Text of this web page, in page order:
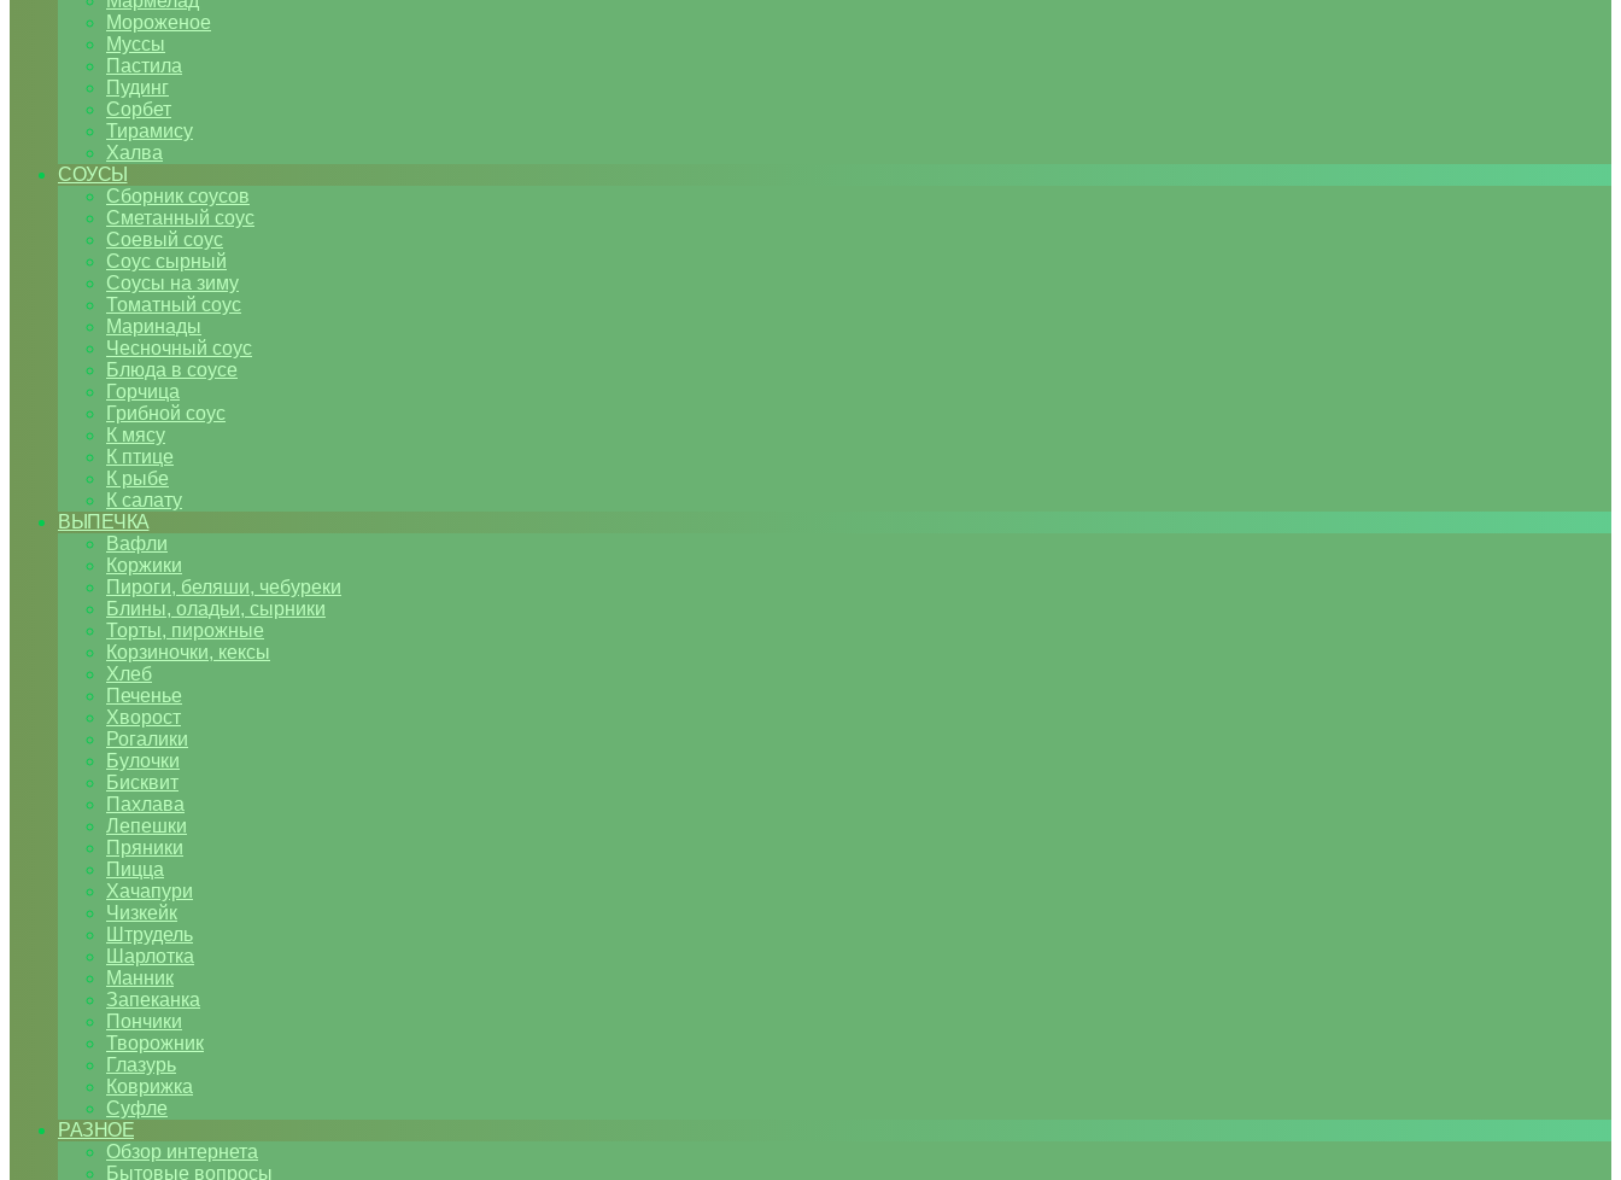
Мороженое
Муссы
Пастила
Пудинг
Сорбет
Тирамису
Халва
СОУСЫ
Сборник соусов
Сметанный соус
Соевый соус
Соус сырный
Соусы на зиму
Томатный соус
Маринады
Чесночный соус
Блюда в соусе
Горчица
Грибной соус
К мясу
К птице
К рыбе
К салату
ВЫПЕЧКА
Вафли
Коржики
Пироги, беляши, чебуреки
Блины, оладьи, сырники
Торты, пирожные
Корзиночки, кексы
Хлеб
Печенье
Хворост
Рогалики
Булочки
Бисквит
Пахлава
Лепешки
Пряники
Пицца
Хачапури
Чизкейк
Штрудель
Шарлотка
Манник
Запеканка
Пончики
Творожник
Глазурь
Коврижка
Суфле
РАЗНОЕ
Обзор интернета
Бытовые вопросы